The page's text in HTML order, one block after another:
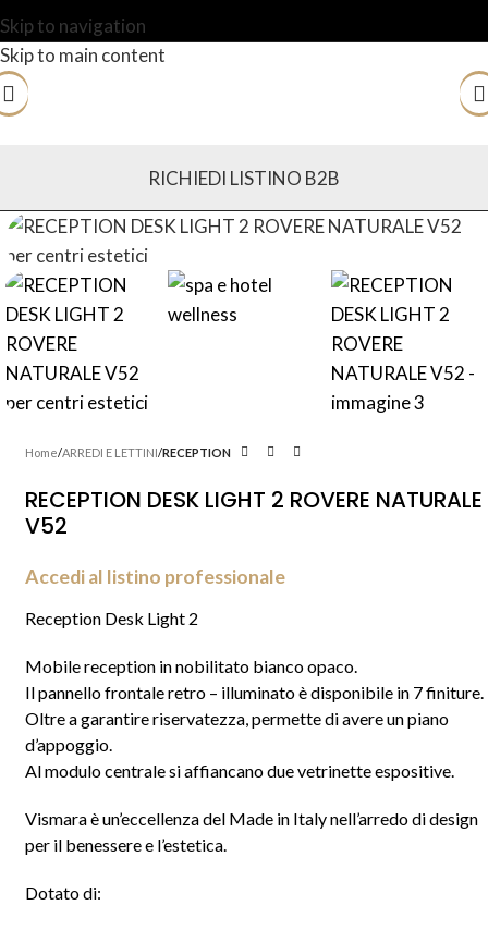
Skip to navigation
Skip to main content
RICHIEDI LISTINO B2B
Home ARREDI E LETTINI RECEPTION
RECEPTION DESK LIGHT 2 ROVERE NATURALE
V52
Accedi al listino professionale
Reception Desk Light 2
Mobile reception in nobilitato bianco opaco.
Il pannello frontale retro – illuminato è disponibile in 7 finiture.
Oltre a garantire riservatezza, permette di avere un piano
d’appoggio.
Al modulo centrale si affiancano due vetrinette espositive.
Vismara è un’eccellenza del Made in Italy nell’arredo di design
per il benessere e l’estetica.
Dotato di: